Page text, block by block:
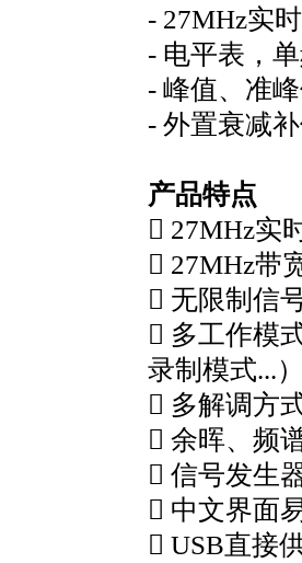
- 27MHz实
- 电平表，
- 峰值、准
- 外置衰减
产品特点
 27MHz实
 27MHz带
 无限制信
 多工作模
录制模式...
 多解调方
 余晖、频
 信号发生
 中文界面
 USB直接